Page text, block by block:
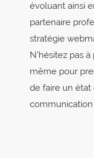
évoluant ainsi
partenaire
stratégie
N'hésitez pas
même pour
de faire un
communication